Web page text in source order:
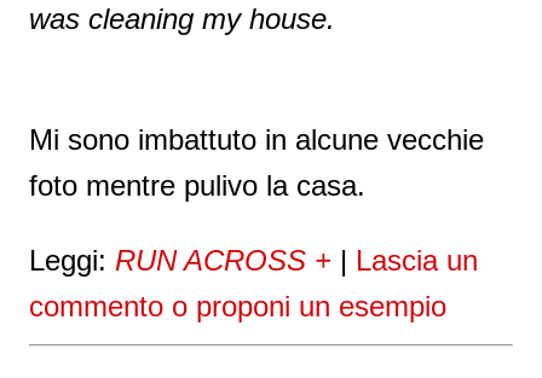
was cleaning my house.
Mi sono imbattuto in alcune vecchie
foto mentre pulivo la casa.
Leggi: RUN ACROSS + | Lascia un
commento o proponi un esempio